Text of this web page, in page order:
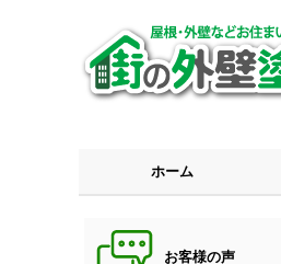
ホーム
お客様の声